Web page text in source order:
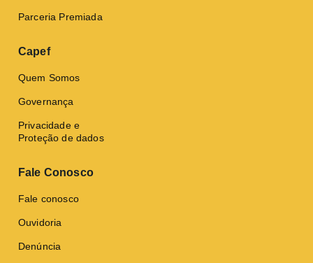
Parceria Premiada
Capef
Quem Somos
Governança
Privacidade e
Proteção de dados
Fale Conosco
Fale conosco
Ouvidoria
Denúncia